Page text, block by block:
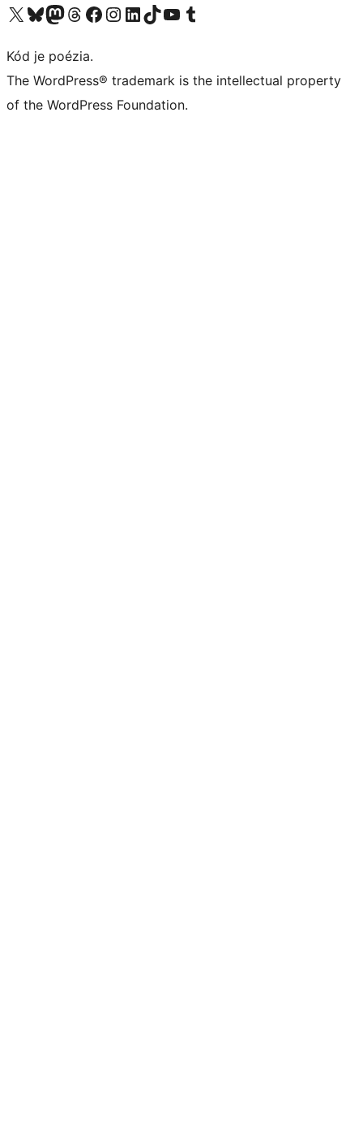
Navštívte náš účet na X (predtým Twitter)
Navštívte náš účet na platforme Bluesky
Navštívte náš účet na Mastodone
Navštívte náš účet na platforme Threads
Navštívte našu stránku na Facebooku
Navštívte náš účet Instagram
Navštívte náš účet LinkedIn
Navštívte náš účet na platforme TikTok
Navštívte náš kanál YouTube
Navštívte náš účet na platforme Tumblr
Kód je poézia.
The WordPress® trademark is the intellectual property
of the WordPress Foundation.